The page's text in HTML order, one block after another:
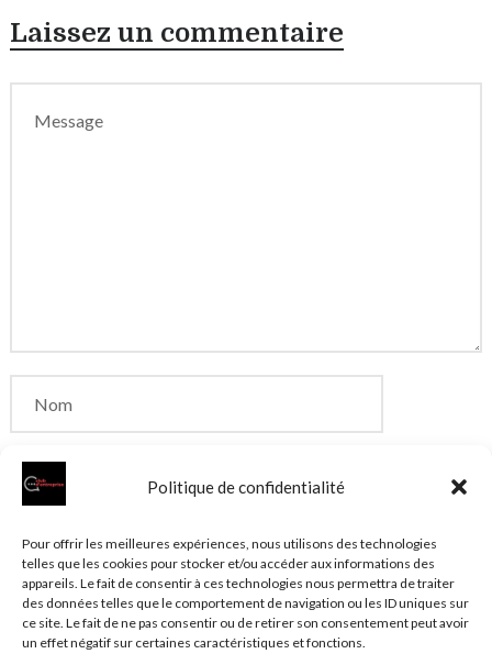
Politique de confidentialité
Pour offrir les meilleures expériences, nous utilisons des technologies
telles que les cookies pour stocker et/ou accéder aux informations des
appareils. Le fait de consentir à ces technologies nous permettra de traiter
des données telles que le comportement de navigation ou les ID uniques sur
ce site. Le fait de ne pas consentir ou de retirer son consentement peut avoir
un effet négatif sur certaines caractéristiques et fonctions.
Laissez un commentaire
Enregistrer mon nom, mon e-mail et mon site dans
le navigateur pour mon prochain commentaire.